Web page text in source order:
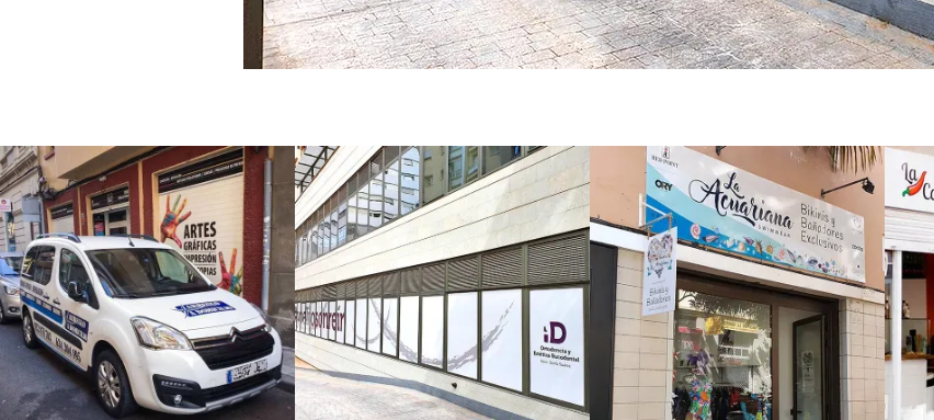
Rotulación de
vehículos
Rotulación
Rotulación
clínica dental
Rotulación
Rotulación
tienda de ropa
Rotulación